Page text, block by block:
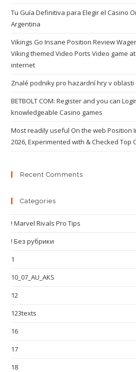
Tu Guía Definitiva para Elegir el Casino
Argentina
Vikings Go Insane Position Review
Viking themed Video Ports Video game
internet
Znalé podniky pro hazardní hry v
BETBOLT COM: Register and you can
knowledgeable Casino games
Most readily useful On the web Position
2026, Experimented with & Checked Top
Recent Comments
Categories
! Marvel Rivals Pro Tips
! Без рубрики
1
10_07_AU_AKS
12
123texts
16
17
18